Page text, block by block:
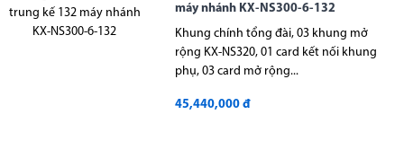
máy nhánh KX-NS300-6-132
Khung chính tổng đài, 03 khung mở
rộng KX-NS320, 01 card kết nối khung
phụ, 03 card mở rộng...
45,440,000 đ